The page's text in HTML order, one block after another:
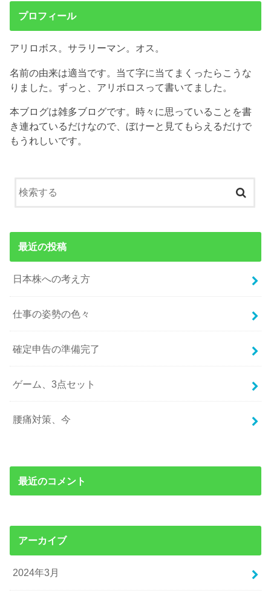
プロフィール
アリロボス。サラリーマン。オス。
名前の由来は適当です。当て字に当てまくったらこうな
りました。ずっと、アリボロスって書いてました。
本ブログは雑多ブログです。時々に思っていることを書
き連ねているだけなので、ぼけーと見てもらえるだけで
もうれしいです。
最近の投稿
日本株への考え方
仕事の姿勢の色々
確定申告の準備完了
ゲーム、3点セット
腰痛対策、今
最近のコメント
アーカイブ
2024年3月